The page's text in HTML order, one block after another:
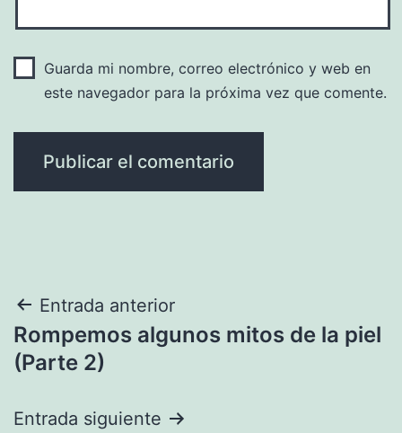
Guarda mi nombre, correo electrónico y web en
este navegador para la próxima vez que comente.
Navegación
de
Entrada anterior
Rompemos algunos mitos de la piel
(Parte 2)
Entrada siguiente